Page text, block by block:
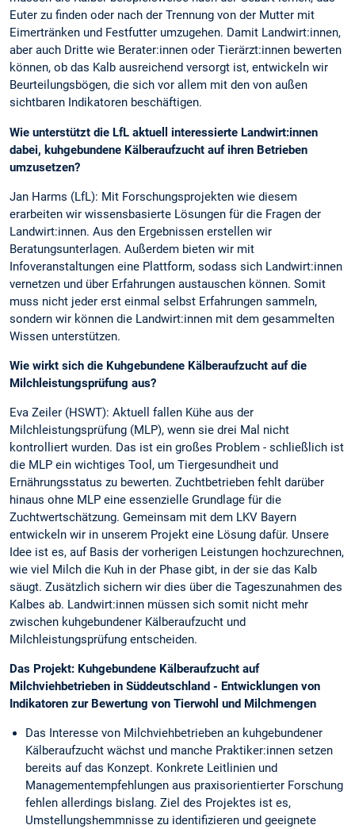
Euter zu finden oder nach der Trennung von der Mutter mit
Eimertränken und Festfutter umzugehen. Damit Landwirt:innen,
aber auch Dritte wie Berater:innen oder Tierärzt:innen bewerten
können, ob das Kalb ausreichend versorgt ist, entwickeln wir
Beurteilungsbögen, die sich vor allem mit den von außen
sichtbaren Indikatoren beschäftigen.
Wie unterstützt die LfL aktuell interessierte Landwirt:innen
dabei, kuhgebundene Kälberaufzucht auf ihren Betrieben
umzusetzen?
Jan Harms (LfL): Mit Forschungsprojekten wie diesem
erarbeiten wir wissensbasierte Lösungen für die Fragen der
Landwirt:innen. Aus den Ergebnissen erstellen wir
Beratungsunterlagen. Außerdem bieten wir mit
Infoveranstaltungen eine Plattform, sodass sich Landwirt:innen
vernetzen und über Erfahrungen austauschen können. Somit
muss nicht jeder erst einmal selbst Erfahrungen sammeln,
sondern wir können die Landwirt:innen mit dem gesammelten
Wissen unterstützen.
Wie wirkt sich die Kuhgebundene Kälberaufzucht auf die
Milchleistungsprüfung aus?
Eva Zeiler (HSWT): Aktuell fallen Kühe aus der
Milchleistungsprüfung (MLP), wenn sie drei Mal nicht
kontrolliert wurden. Das ist ein großes Problem - schließlich ist
die MLP ein wichtiges Tool, um Tiergesundheit und
Ernährungsstatus zu bewerten. Zuchtbetrieben fehlt darüber
hinaus ohne MLP eine essenzielle Grundlage für die
Zuchtwertschätzung. Gemeinsam mit dem LKV Bayern
entwickeln wir in unserem Projekt eine Lösung dafür. Unsere
Idee ist es, auf Basis der vorherigen Leistungen hochzurechnen,
wie viel Milch die Kuh in der Phase gibt, in der sie das Kalb
säugt. Zusätzlich sichern wir dies über die Tageszunahmen des
Kalbes ab. Landwirt:innen müssen sich somit nicht mehr
zwischen kuhgebundener Kälberaufzucht und
Milchleistungsprüfung entscheiden.
Das Projekt: Kuhgebundene Kälberaufzucht auf
Milchviehbetrieben in Süddeutschland - Entwicklungen von
Indikatoren zur Bewertung von Tierwohl und Milchmengen
Das Interesse von Milchviehbetrieben an kuhgebundener
Kälberaufzucht wächst und manche Praktiker:innen setzen
bereits auf das Konzept. Konkrete Leitlinien und
Managementempfehlungen aus praxisorientierter Forschung
fehlen allerdings bislang. Ziel des Projektes ist es,
Umstellungshemmnisse zu identifizieren und geeignete